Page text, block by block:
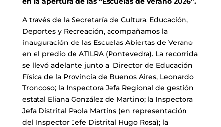
A través de la Secretaría de Cultura, Educación,
Deportes y Recreación, acompañamos la
inauguración de las Escuelas Abiertas de Verano
en el predio de ATILRA (Pontevedra). La recorrida
se llevó adelante junto al Director de Educación
Física de la Provincia de Buenos Aires, Leonardo
Troncoso; la Inspectora Jefa Regional de gestión
estatal Eliana González de Martino; la Inspectora
Jefa Distrital Paola Martins (en representación
del Inspector Jefe Distrital Hugo Rosa); la